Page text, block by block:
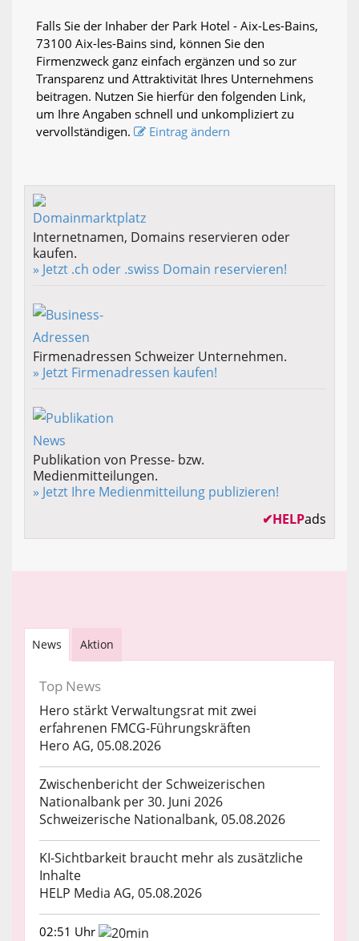
Falls Sie der Inhaber der Park Hotel - Aix-Les-Bains,
73100 Aix-les-Bains sind, können Sie den
Firmenzweck ganz einfach ergänzen und so zur
Transparenz und Attraktivität Ihres Unternehmens
beitragen. Nutzen Sie hierfür den folgenden Link,
um Ihre Angaben schnell und unkompliziert zu
vervollständigen.
Eintrag ändern
Internetnamen, Domains reservieren oder
kaufen.
» Jetzt .ch oder .swiss Domain reservieren!
Firmenadressen Schweizer Unternehmen.
» Jetzt Firmenadressen kaufen!
Publikation von Presse- bzw.
Medienmitteilungen.
» Jetzt Ihre Medienmitteilung publizieren!
✔HELPads
News Aktion
Top News
Hero stärkt Verwaltungsrat mit zwei
erfahrenen FMCG-Führungskräften
Hero AG, 05.08.2026
Zwischenbericht der Schweizerischen
Nationalbank per 30. Juni 2026
Schweizerische Nationalbank, 05.08.2026
KI-Sichtbarkeit braucht mehr als zusätzliche
Inhalte
HELP Media AG, 05.08.2026
02:51 Uhr